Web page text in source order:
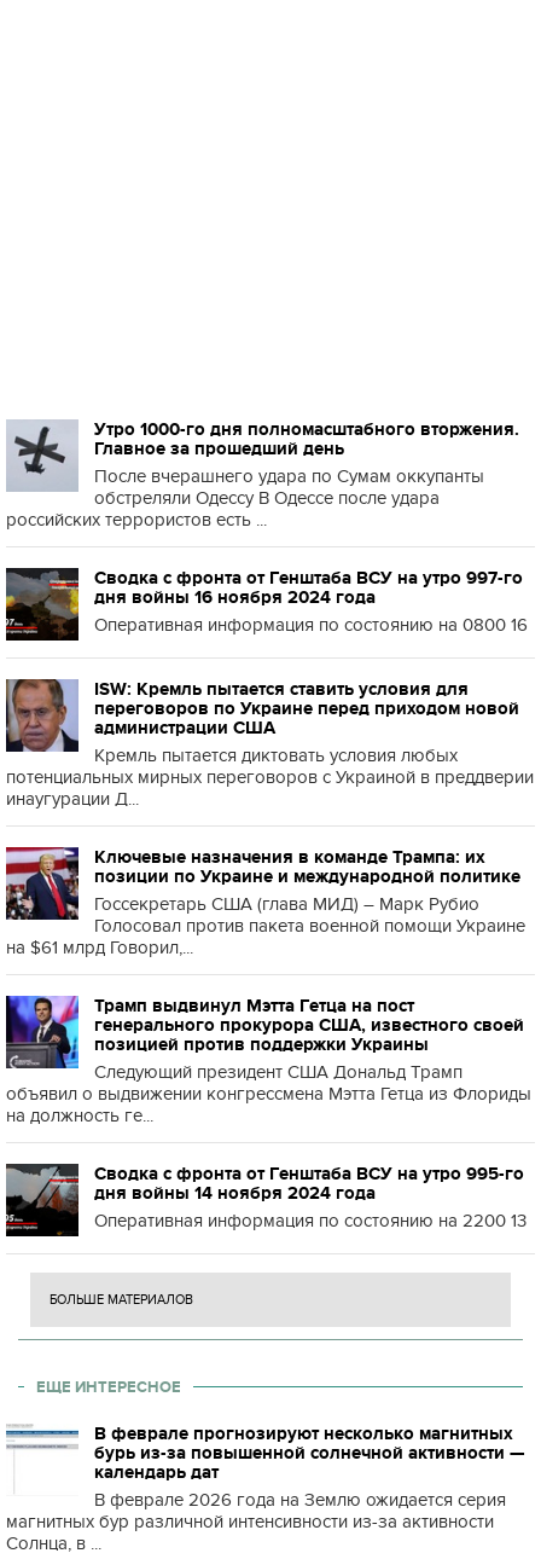
Утро 1000-го дня полномасштабного вторжения.
Главное за прошедший день
После вчерашнего удара по Сумам оккупанты
обстреляли Одессу В Одессе после удара
российских террористов есть ...
Сводка с фронта от Генштаба ВСУ на утро 997-го
дня войны 16 ноября 2024 года
Оперативная информация по состоянию на 0800 16
ISW: Кремль пытается ставить условия для
переговоров по Украине перед приходом новой
администрации США
Кремль пытается диктовать условия любых
потенциальных мирных переговоров с Украиной в преддверии
инаугурации Д...
Ключевые назначения в команде Трампа: их
позиции по Украине и международной политике
Госсекретарь США (глава МИД) – Марк Рубио
Голосовал против пакета военной помощи Украине
на $61 млрд Говорил,...
Трамп выдвинул Мэтта Гетца на пост
генерального прокурора США, известного своей
позицией против поддержки Украины
Следующий президент США Дональд Трамп
объявил о выдвижении конгрессмена Мэтта Гетца из Флориды
на должность ге...
Сводка с фронта от Генштаба ВСУ на утро 995-го
дня войны 14 ноября 2024 года
Оперативная информация по состоянию на 2200 13
БОЛЬШЕ МАТЕРИАЛОВ
ЕЩЕ ИНТЕРЕСНОЕ
В феврале прогнозируют несколько магнитных
бурь из-за повышенной солнечной активности —
календарь дат
В феврале 2026 года на Землю ожидается серия
магнитных бур различной интенсивности из-за активности
Солнца, в ...